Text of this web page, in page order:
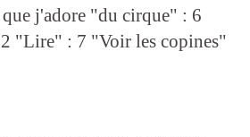
j'adore "du cirque" : 6
"Lire" : 7 "Voir les copines"